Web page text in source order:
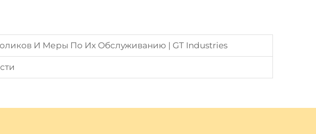
И Меры По Их Обслуживанию | GT Industries